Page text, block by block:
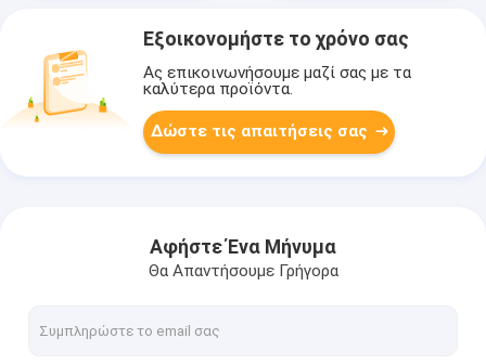
Εξοικονομήστε το χρόνο σας
Ας επικοινωνήσουμε μαζί σας με τα
καλύτερα προϊόντα.
Δώστε τις απαιτήσεις σας
Αφήστε Ένα Μήνυμα
Θα Απαντήσουμε Γρήγορα